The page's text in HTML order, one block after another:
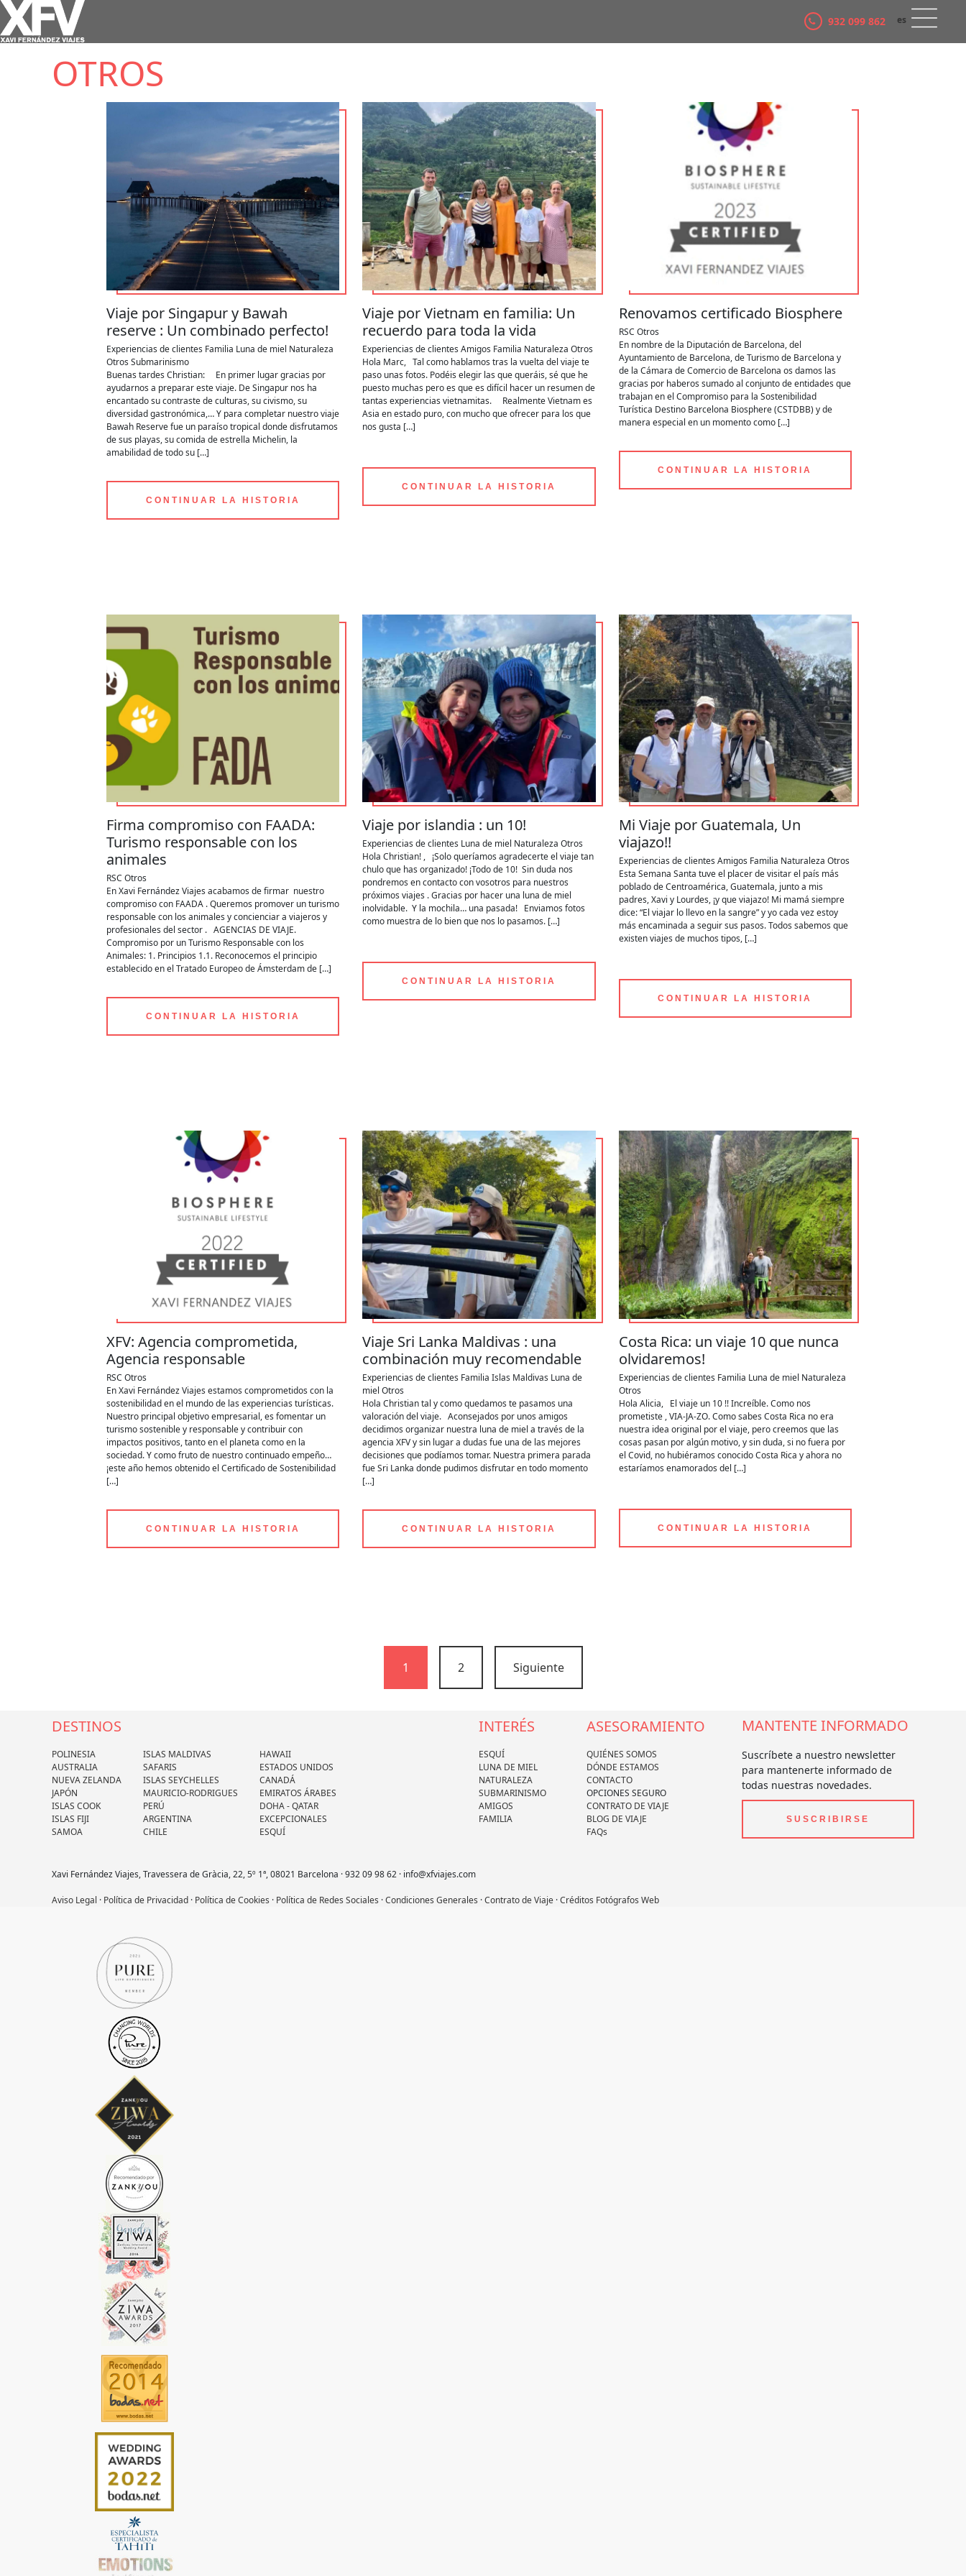
932 099 862
es
OTROS
Viaje por Singapur y Bawah
reserve : Un combinado perfecto!
Experiencias de clientes Familia Luna de miel Naturaleza
Otros Submarinismo
Buenas tardes Christian: En primer lugar gracias por
ayudarnos a preparar este viaje. De Singapur nos ha
encantado su contraste de culturas, su civismo, su
diversidad gastronómica,… Y para completar nuestro viaje
Bawah Reserve fue un paraíso tropical donde disfrutamos
de sus playas, su comida de estrella Michelin, la
amabilidad de todo su […]
CONTINUAR LA HISTORIA
Viaje por Vietnam en familia: Un
recuerdo para toda la vida
Experiencias de clientes Amigos Familia Naturaleza Otros
Hola Marc, Tal como hablamos tras la vuelta del viaje te
paso unas fotos. Podéis elegir las que queráis, sé que he
puesto muchas pero es que es difícil hacer un resumen de
tantas experiencias vietnamitas. Realmente Vietnam es
Asia en estado puro, con mucho que ofrecer para los que
nos gusta […]
CONTINUAR LA HISTORIA
Renovamos certificado Biosphere
RSC Otros
En nombre de la Diputación de Barcelona, ​​del
Ayuntamiento de Barcelona, ​​de Turismo de Barcelona y
de la Cámara de Comercio de Barcelona os damos las
gracias por haberos sumado al conjunto de entidades que
trabajan en el Compromiso para la Sostenibilidad
Turística Destino Barcelona Biosphere (CSTDBB) y de
manera especial en un momento como […]
CONTINUAR LA HISTORIA
Firma compromiso con FAADA:
Turismo responsable con los
animales
RSC Otros
En Xavi Fernández Viajes acabamos de firmar nuestro
compromiso con FAADA . Queremos promover un turismo
responsable con los animales y concienciar a viajeros y
profesionales del sector . AGENCIAS DE VIAJE.
Compromiso por un Turismo Responsable con los
Animales: 1. Principios 1.1. Reconocemos el principio
establecido en el Tratado Europeo de Ámsterdam de […]
CONTINUAR LA HISTORIA
Viaje por islandia : un 10!
Experiencias de clientes Luna de miel Naturaleza Otros
Hola Christian! , ¡Solo queríamos agradecerte el viaje tan
chulo que has organizado! ¡Todo de 10! Sin duda nos
pondremos en contacto con vosotros para nuestros
próximos viajes . Gracias por hacer una luna de miel
inolvidable. Y la mochila… una pasada! Enviamos fotos
como muestra de lo bien que nos lo pasamos. […]
CONTINUAR LA HISTORIA
Mi Viaje por Guatemala, Un
viajazo!!
Experiencias de clientes Amigos Familia Naturaleza Otros
Esta Semana Santa tuve el placer de visitar el país más
poblado de Centroamérica, Guatemala, junto a mis
padres, Xavi y Lourdes, ¡y que viajazo! Mi mamá siempre
dice: “El viajar lo llevo en la sangre” y yo cada vez estoy
más encaminada a seguir sus pasos. Todos sabemos que
existen viajes de muchos tipos, […]
CONTINUAR LA HISTORIA
XFV: Agencia comprometida,
Agencia responsable
RSC Otros
En Xavi Fernández Viajes estamos comprometidos con la
sostenibilidad en el mundo de las experiencias turísticas.
Nuestro principal objetivo empresarial, es fomentar un
turismo sostenible y responsable y contribuir con
impactos positivos, tanto en el planeta como en la
sociedad. Y como fruto de nuestro continuado empeño…
¡este año hemos obtenido el Certificado de Sostenibilidad
[…]
CONTINUAR LA HISTORIA
Viaje Sri Lanka Maldivas : una
combinación muy recomendable
Experiencias de clientes Familia Islas Maldivas Luna de
miel Otros
Hola Christian tal y como quedamos te pasamos una
valoración del viaje. Aconsejados por unos amigos
decidimos organizar nuestra luna de miel a través de la
agencia XFV y sin lugar a dudas fue una de las mejores
decisiones que podíamos tomar. Nuestra primera parada
fue Sri Lanka donde pudimos disfrutar en todo momento
[…]
CONTINUAR LA HISTORIA
Costa Rica: un viaje 10 que nunca
olvidaremos!
Experiencias de clientes Familia Luna de miel Naturaleza
Otros
Hola Alicia, El viaje un 10 !! Increíble. Como nos
prometiste , VIA-JA-ZO. Como sabes Costa Rica no era
nuestra idea original por el viaje, pero creemos que las
cosas pasan por algún motivo, y sin duda, si no fuera por
el Covid, no hubiéramos conocido Costa Rica y ahora no
estaríamos enamorados del […]
CONTINUAR LA HISTORIA
1 2 Siguiente
DESTINOS
POLINESIA
AUSTRALIA
NUEVA ZELANDA
JAPÓN
ISLAS COOK
ISLAS FIJI
SAMOA
ISLAS MALDIVAS
SAFARIS
ISLAS SEYCHELLES
MAURICIO-RODRIGUES
PERÚ
ARGENTINA
CHILE
HAWAII
ESTADOS UNIDOS
CANADÁ
EMIRATOS ÁRABES
DOHA - QATAR
EXCEPCIONALES
ESQUÍ
INTERÉS
ESQUÍ
LUNA DE MIEL
NATURALEZA
SUBMARINISMO
AMIGOS
FAMILIA
ASESORAMIENTO
QUIÉNES SOMOS
DÓNDE ESTAMOS
CONTACTO
OPCIONES SEGURO
CONTRATO DE VIAJE
BLOG DE VIAJE
FAQs
MANTENTE INFORMADO
Suscríbete a nuestro newsletter
para mantenerte informado de
todas nuestras novedades.
SUSCRIBIRSE
Xavi Fernández Viajes, Travessera de Gràcia, 22, 5º 1ª, 08021 Barcelona · 932 09 98 62 · info@xfviajes.com
Aviso Legal · Política de Privacidad · Política de Cookies · Política de Redes Sociales ·Condiciones Generales ·Contrato de Viaje ·Créditos Fotógrafos Web